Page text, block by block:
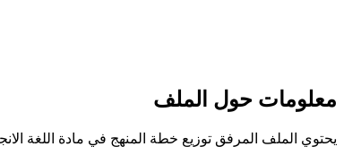
معلومات حول الملف
يحتوي الملف المرفق توزيع خطة المنهج في مادة اللغة الانجليزية